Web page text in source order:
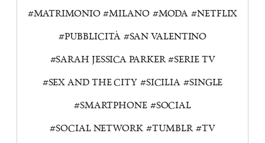
MATRIMONIO
MILANO MODA
NETFLIX
PUBBLICITÀ
SAN VALENTINO
SARAH JESSICA PARKER
SERIE TV
SEX AND THE CITY
SICILIA
SINGLE
SMARTPHONE
SOCIAL
SOCIAL NETWORK
TUMBLR
TV